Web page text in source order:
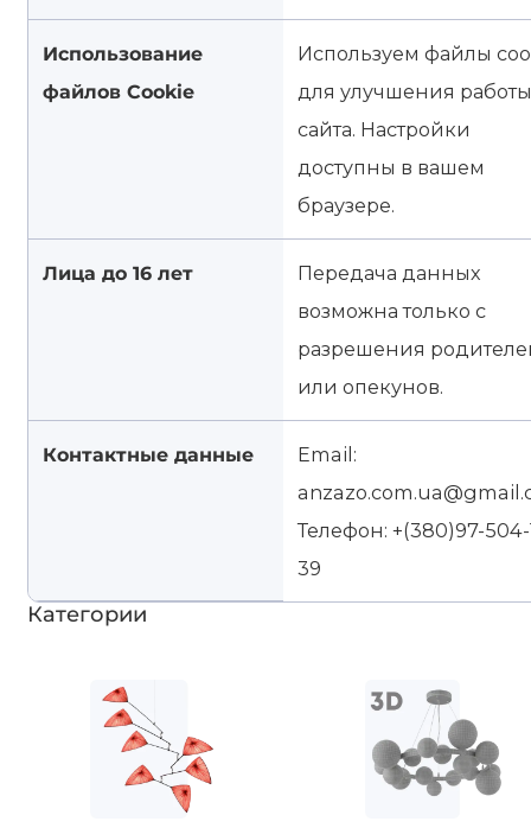
Использование
файлов Cookie
Используем файлы
для улучшения работы
сайта. Настройки
доступны в вашем
браузере.
Лица до 16 лет
Передача данных
возможна только с
разрешения
или опекунов.
Контактные данные
Email:
Телефон: +(380)97-504-
39
Категории